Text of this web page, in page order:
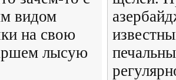
видом
на свою
лысую